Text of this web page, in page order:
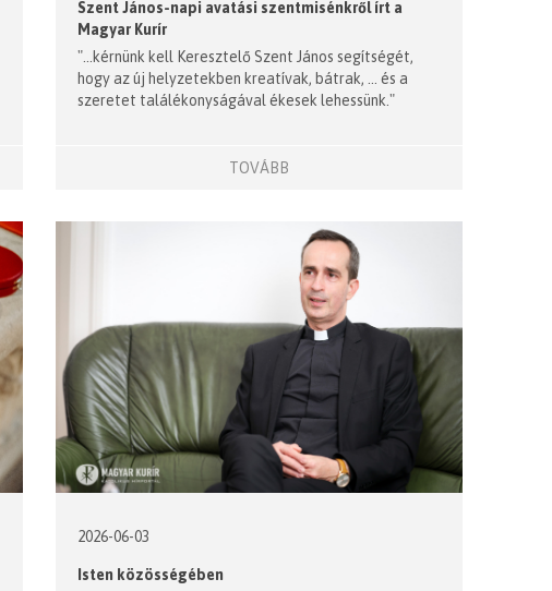
Szent János-napi avatási szentmisénkről írt a
Magyar Kurír
"...kérnünk kell Keresztelő Szent János segítségét,
hogy az új helyzetekben kreatívak, bátrak, ... és a
szeretet találékonyságával ékesek lehessünk."
TOVÁBB
2026-06-03
Isten közösségében